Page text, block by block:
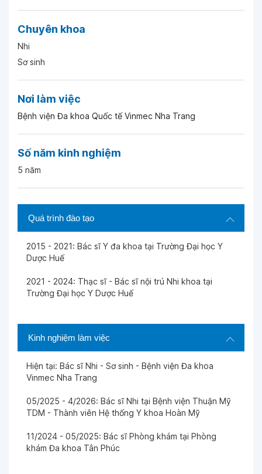
Chuyên khoa
Nhi
Sơ sinh
Nơi làm việc
Bệnh viện Đa khoa Quốc tế Vinmec Nha Trang
Số năm kinh nghiệm
5 năm
Quá trình đào tạo
2015 - 2021: Bác sĩ Y đa khoa tại Trường Đại học Y
Dược Huế
2021 - 2024: Thạc sĩ - Bác sĩ nội trú Nhi khoa tại
Trường Đại học Y Dược Huế
Kinh nghiệm làm việc
Hiện tại: Bác sĩ Nhi - Sơ sinh - Bệnh viện Đa khoa
Vinmec Nha Trang
05/2025 - 4/2026: Bác sĩ Nhi tại Bệnh viện Thuận Mỹ
TDM - Thành viên Hệ thống Y khoa Hoàn Mỹ
11/2024 - 05/2025: Bác sĩ Phòng khám tại Phòng
khám Đa khoa Tân Phúc